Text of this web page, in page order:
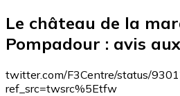
Le château de la
Pompadour : avis
twitter.com/F3Centre/status/
ref_src=twsrc%5Etfw